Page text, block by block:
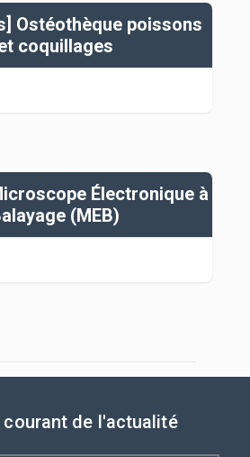
Ostéothèque poissons
coquillages
Électronique à
(MEB)
courant de l'actualité